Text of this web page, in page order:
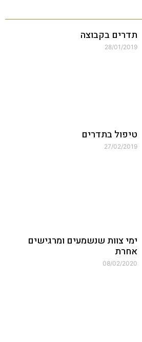
תדרים בקבוצה
28/01/2019
טיפול בתדרים
27/02/2019
ימי צוות שנשמעים ומרגישים
אחרת
08/02/2020